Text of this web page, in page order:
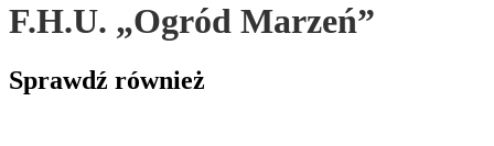
F.H.U. „Ogród Marzeń”
Sprawdź również